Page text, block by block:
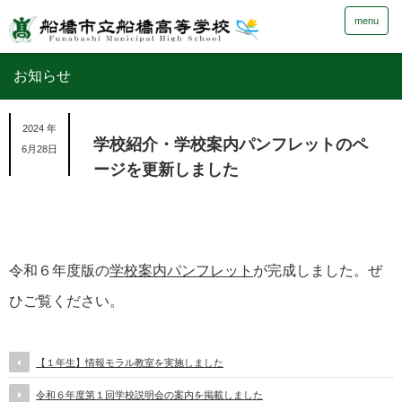
menu
お知らせ
2024 年
6月28日
学校紹介・学校案内パンフレットのペ
ージを更新しました
令和６年度版の学校案内パンフレット が完成しました。ぜ
ひご覧ください。
【１年生】情報モラル教室を実施しました
令和６年度第１回学校説明会の案内を掲載しました